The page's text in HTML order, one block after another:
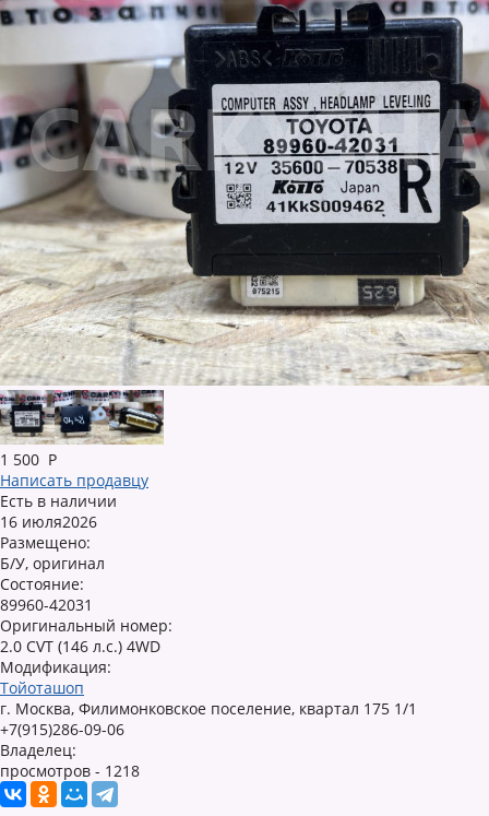
1 500 Р
Написать продавцу
Есть в наличии
16 июля2026
Размещено:
Б/У, оригинал
Состояние:
89960-42031
Оригинальный номер:
2.0 CVT (146 л.с.) 4WD
Модификация:
Тойоташоп
г. Москва, Филимонковское поселение, квартал 175 1/1
+7(915)286-09-06
Владелец:
просмотров - 1218